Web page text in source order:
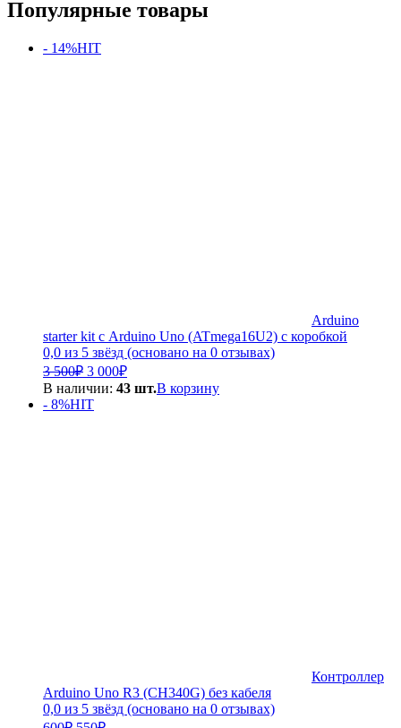
Популярные товары
- 14%HIT
Arduino
starter kit с Arduino Uno (ATmega16U2) с коробкой
0,0 из 5 звёзд (основано на 0 отзывах)
3 500₽ Первоначальная
цена
составляла
3
3 000₽Текущая
цена:
В наличии: 43 шт.В корзину
- 8%HIT
Контроллер
Arduino Uno R3 (CH340G) без кабеля
0,0 из 5 звёзд (основано на 0 отзывах)
Первоначальная
Текущая